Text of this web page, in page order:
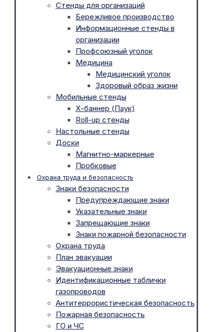
Стенды для организаций
Бережливое производство
Информационные стенды в
организации
Профсоюзный уголок
Медицина
Медицинский уголок
Здоровый образ жизни
Мобильные стенды
Х-баннер (Паук)
Roll-up стенды
Настольные стенды
Доски
Магнитно-маркерные
Пробковые
Охрана труда и безопасность
Знаки безопасности
Предупреждающие знаки
Указательные знаки
Запрещающие знаки
Знаки пожарной безопасности
Охрана труда
План эвакуации
Эвакуационные знаки
Идентификационные таблички
газопроводов
Антитеррористическая безопасность
Пожарная безопасность
ГО и ЧС